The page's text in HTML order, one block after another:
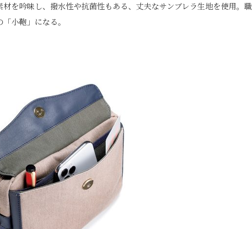
を吟味し、撥水性や抗菌性もある、丈夫なサンブレラ生地を使用。職
小鞄」になる。